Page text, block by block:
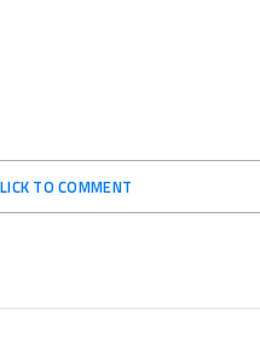
TO COMMENT